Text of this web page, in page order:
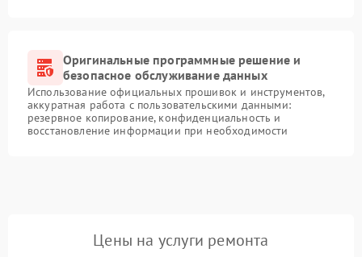
Оригинальные программные решение и
безопасное обслуживание данных
Использование официальных прошивок и инструментов,
аккуратная работа с пользовательскими данными:
резервное копирование, конфиденциальность и
восстановление информации при необходимости
Цены на услуги ремонта